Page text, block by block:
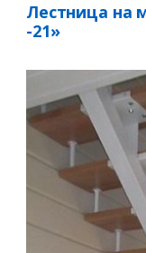
Лестница на
-21»